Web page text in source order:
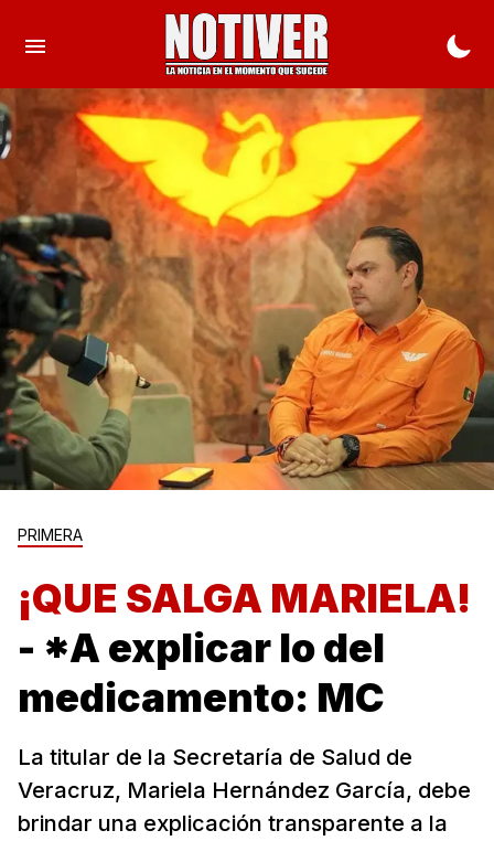
PRIMERA
¡QUE SALGA MARIELA!
- *A explicar lo del
medicamento: MC
La titular de la Secretaría de Salud de
Veracruz, Mariela Hernández García, debe
brindar una explicación transparente a la